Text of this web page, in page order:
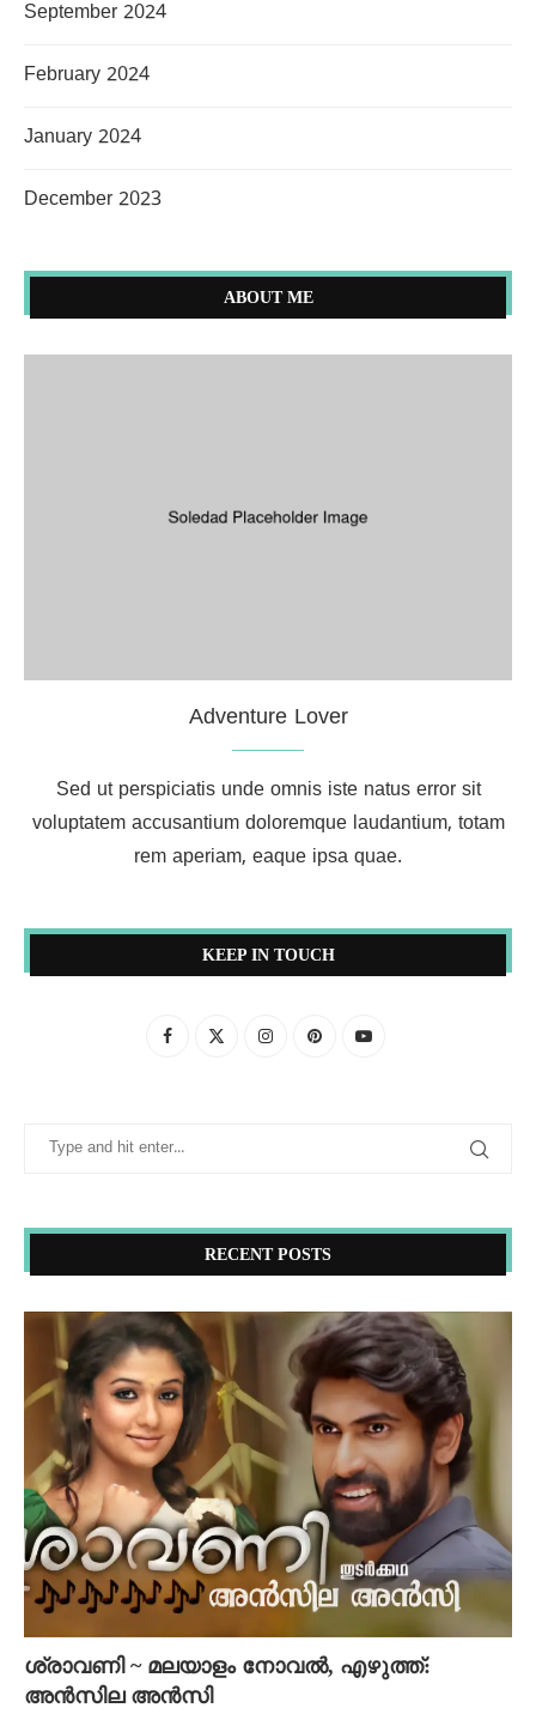
September 2024
February 2024
January 2024
December 2023
ABOUT ME
Adventure Lover
Sed ut perspiciatis unde omnis iste natus error sit
voluptatem accusantium doloremque laudantium, totam
rem aperiam, eaque ipsa quae.
KEEP IN TOUCH
RECENT POSTS
ശ്രാവണി ~ മലയാളം നോവൽ, എഴുത്ത്:
അൻസില അൻസി